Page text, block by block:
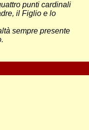
punti cardinali
il Figlio e lo
sempre presente